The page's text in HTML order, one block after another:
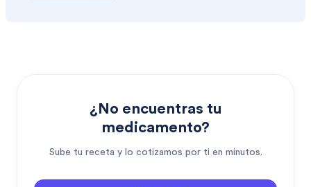
¿No encuentras tu
medicamento?
Sube tu receta y lo cotizamos por ti en minutos.